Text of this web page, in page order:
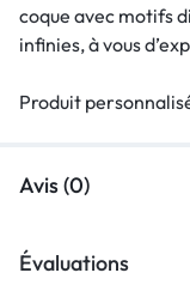
coque avec motifs
infinies, à vous
Produit
Avis (0)
Évaluations